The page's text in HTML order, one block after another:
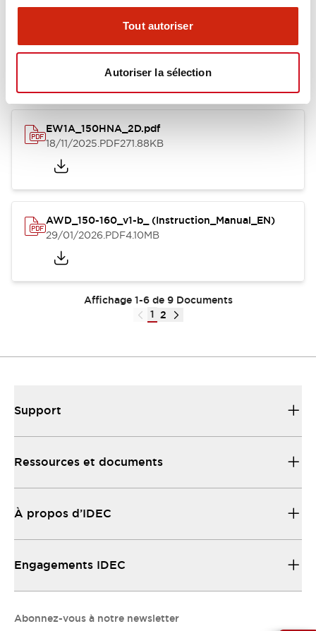
Tout autoriser
Autoriser la sélection
18/11/2025.PDF915.44KB
EW1A_150HNA_2D.pdf
18/11/2025.PDF271.88KB
AWD_150-160_v1-b_ (Instruction_Manual_EN)
29/01/2026.PDF4.10MB
Affichage 1-6 de 9 Documents
1 2
Support
Ressources et documents
À propos d’IDEC
Engagements IDEC
Abonnez-vous à notre newsletter